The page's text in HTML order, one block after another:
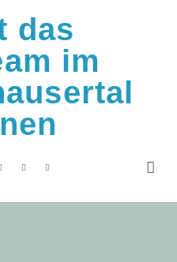
das
im